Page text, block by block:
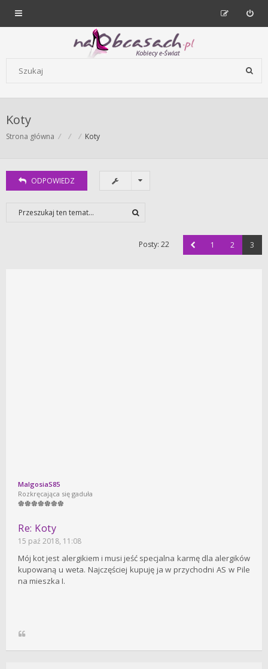
Forum dla kobiet | NaObcasach.pl
Koty
Strona główna Koty
ODPOWIEDZ
Posty: 22 1 2 3
MalgosiaS85
Rozkręcająca się gaduła
Re: Koty
15 paź 2018, 11:08
Mój kot jest alergikiem i musi jeść specjalna karmę dla alergików
kupowaną u weta. Najczęściej kupuję ja w przychodni AS w Pile
na mieszka I.